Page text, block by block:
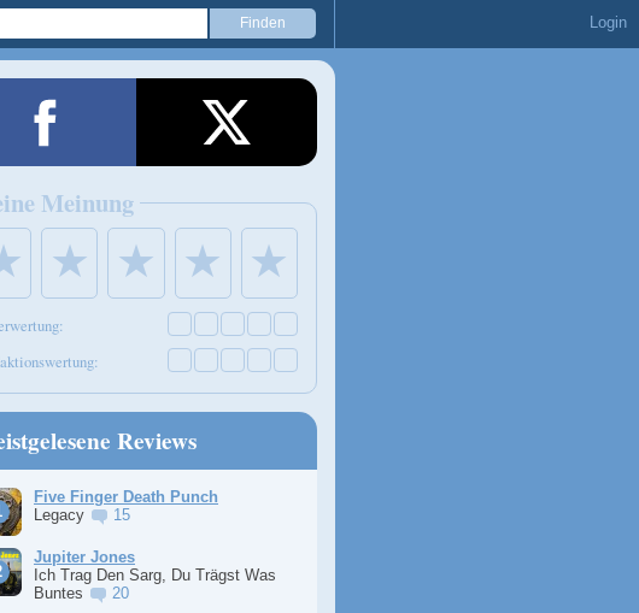
Login
Meinung
★ ★ ★ ★
Reviews
Five Finger Death Punch
Legacy
15
Jupiter Jones
Ich Trag Den Sarg, Du Trägst Was
Buntes
20